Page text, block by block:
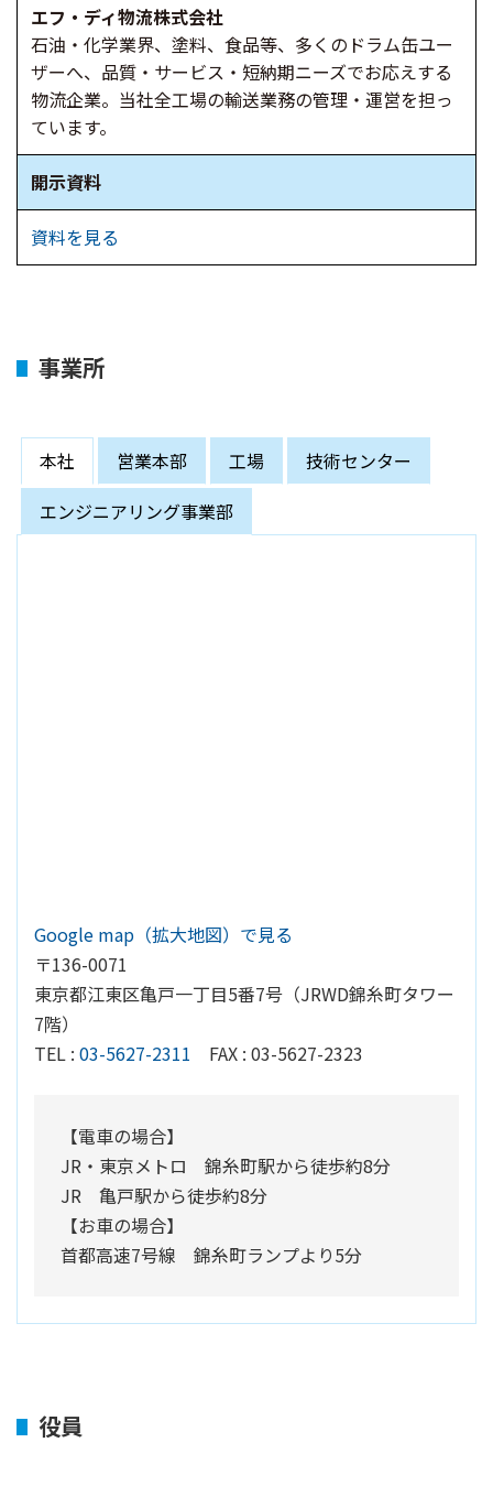
エフ・ディ物流株式会社
石油・化学業界、塗料、食品等、多くのドラム缶ユー
ザーへ、品質・サービス・短納期ニーズでお応えする
物流企業。当社全工場の輸送業務の管理・運営を担っ
ています。
開示資料
資料を見る
事業所
本社 営業本部 工場
技術センター
エンジニアリング事業部
Google map（拡大地図）で見る
〒136-0071
東京都江東区亀戸一丁目5番7号（JRWD錦糸町タワー
7階）
TEL : 03-5627-2311 FAX : 03-5627-2323
【電車の場合】
JR・東京メトロ 錦糸町駅から徒歩約8分
JR 亀戸駅から徒歩約8分
【お車の場合】
首都高速7号線 錦糸町ランプより5分
役員